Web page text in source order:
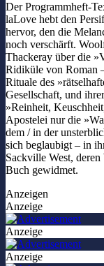
Der Programmheft-
laLove hebt den
hervor, den die
noch verschärft.
Thackeray über die
Ridiküle von Roman
Rituale des
Gesellschaft, und
»Reinheit,
Apostelei nur die
dem / in der
sich beglaubigt – in
Sackville West,
Buch gewidmet.
Anzeigen
Anzeige
Anzeige
Anzeige